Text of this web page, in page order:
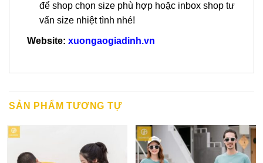
để shop chọn size phù hợp hoặc inbox shop tư
vấn size nhiệt tình nhé!
Website: xuongaogiadinh.vn
SẢN PHẨM TƯƠNG TỰ